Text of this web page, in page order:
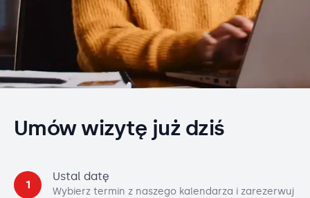
Umów wizytę już dziś
1
Ustal datę
Wybierz termin z naszego kalendarza i zarezerwuj